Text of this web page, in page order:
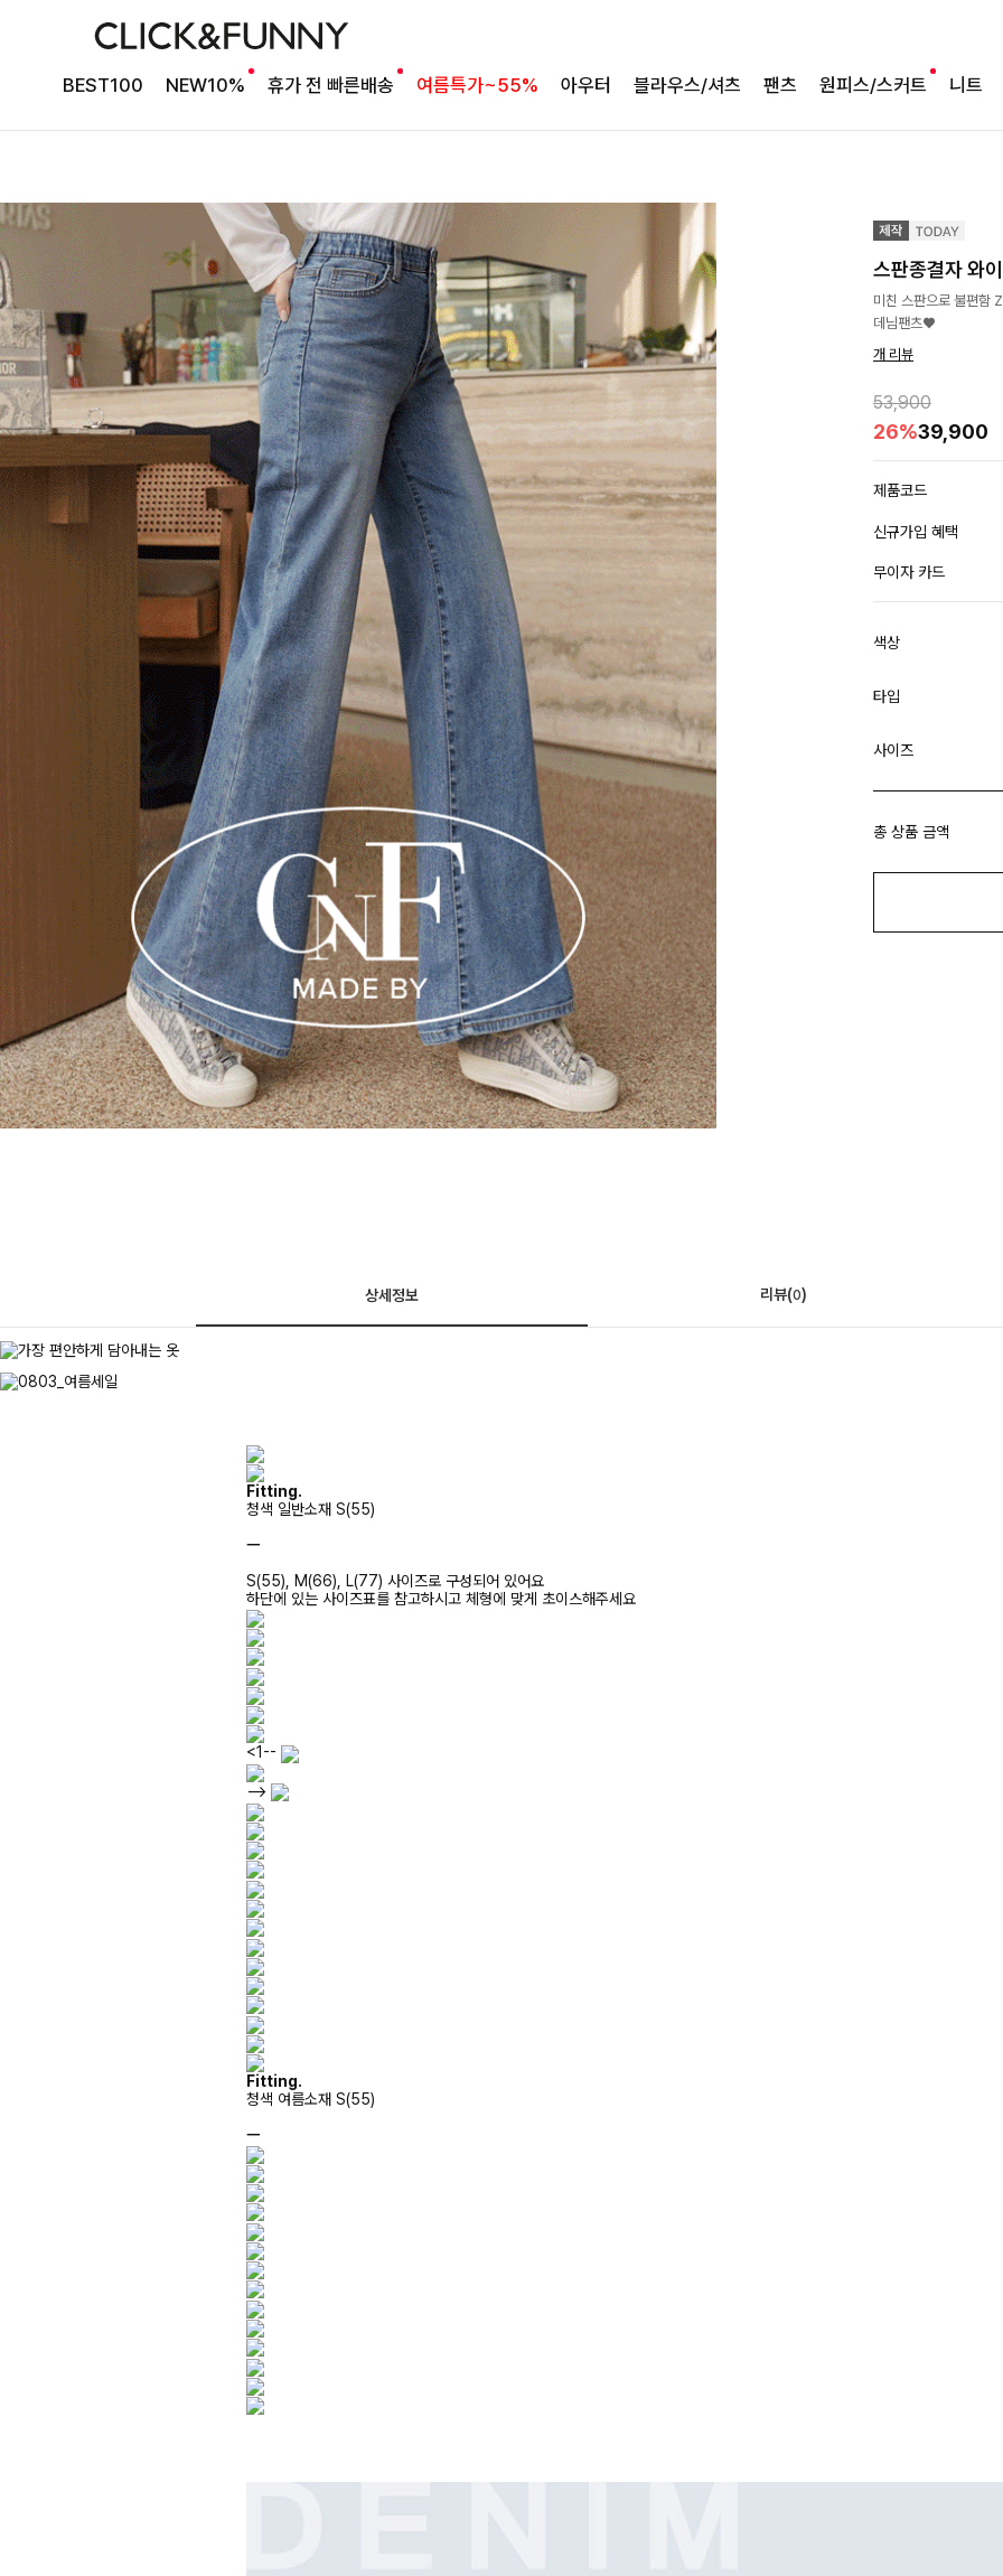
BEST100 NEW10% 휴가 전 빠른배송 여름특가~55% 아우터 블라우스/셔츠 팬츠 원피스/스커트 니트
스판종결자 와
미친 스판으로 불편함
데님팬츠♥
개 리뷰
53,900
26%39,900
제품코드
신규가입 혜택
무이자 카드
색상
타입
사이즈
총 상품 금액
상세정보 리뷰(0)
Fitting.
청색 일반소재 S(55)
ㅡ
S(55), M(66), L(77) 사이즈로 구성되어 있어요
하단에 있는 사이즈표를 참고하시고 체형에 맞게 초이스해주세요
<1--
-->
Fitting.
청색 여름소재 S(55)
ㅡ